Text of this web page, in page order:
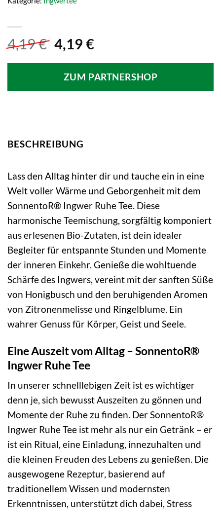
4,19€ Ursprünglicher
war:
4,19 €
4,19 €Aktueller
ist:
4,19 €.
ZUM PARTNERSHOP
BESCHREIBUNG
Lass den Alltag hinter dir und tauche ein in eine
Welt voller Wärme und Geborgenheit mit dem
SonnentoR® Ingwer Ruhe Tee. Diese
harmonische Teemischung, sorgfältig komponiert
aus erlesenen Bio-Zutaten, ist dein idealer
Begleiter für entspannte Stunden und Momente
der inneren Einkehr. Genieße die wohltuende
Schärfe des Ingwers, vereint mit der sanften Süße
von Honigbusch und den beruhigenden Aromen
von Zitronenmelisse und Ringelblume. Ein
wahrer Genuss für Körper, Geist und Seele.
Eine Auszeit vom Alltag – SonnentoR®
Ingwer Ruhe Tee
In unserer schnelllebigen Zeit ist es wichtiger
denn je, sich bewusst Auszeiten zu gönnen und
Momente der Ruhe zu finden. Der SonnentoR®
Ingwer Ruhe Tee ist mehr als nur ein Getränk – er
ist ein Ritual, eine Einladung, innezuhalten und
die kleinen Freuden des Lebens zu genießen. Die
ausgewogene Rezeptur, basierend auf
traditionellem Wissen und modernsten
Erkenntnissen, unterstützt dich dabei, Stress